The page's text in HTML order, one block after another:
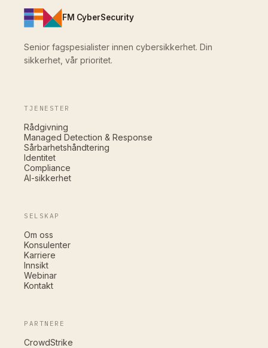
FM CyberSecurity
Senior fagspesialister innen cybersikkerhet. Din
sikkerhet, vår prioritet.
TJENESTER
Rådgivning
Managed Detection & Response
Sårbarhetshåndtering
Identitet
Compliance
AI-sikkerhet
SELSKAP
Om oss
Konsulenter
Karriere
Innsikt
Webinar
Kontakt
PARTNERE
CrowdStrike